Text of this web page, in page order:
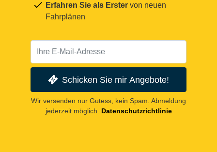
Erfahren Sie als Erster von neuen
Fahrplänen
Schicken Sie mir Angebote!
Wir versenden nur Gutess, kein Spam. Abmeldung
jederzeit möglich. Datenschutzrichtlinie